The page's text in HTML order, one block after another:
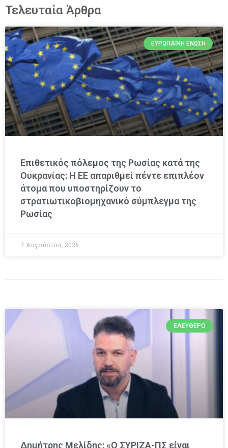
Τελευταία Άρθρα
ΕΥΡΩΠΑΪΚΉ ΈΝΩΣΗ
Επιθετικός πόλεμος της Ρωσίας κατά της
Ουκρανίας: Η ΕΕ απαριθμεί πέντε επιπλέον
άτομα που υποστηρίζουν το
στρατιωτικοβιομηχανικό σύμπλεγμα της
Ρωσίας
7 Αυγούστου, 2026
ΕΛΕΎΘΕΡΟ
Δημήτρης Μελίδης: «Ο ΣΥΡΙΖΑ-ΠΣ είναι